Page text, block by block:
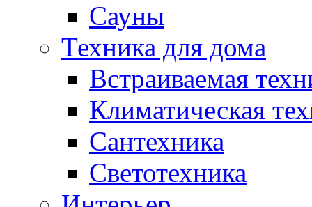
Сауны
Техника для дома
Встраиваемая
Климатическая
Сантехника
Светотехника